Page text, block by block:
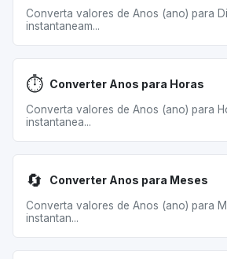
Converta valores de Anos (ano) para
instantaneam...
⏱️ Converter Anos para Horas
Converta valores de Anos (ano) para
instantanea...
🔄 Converter Anos para Meses
Converta valores de Anos (ano) para
instantan...